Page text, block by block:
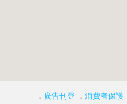
． 廣告刊登 ． 消費者保護